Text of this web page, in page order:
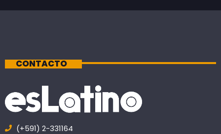
CONTACTO
(+591) 2-331164